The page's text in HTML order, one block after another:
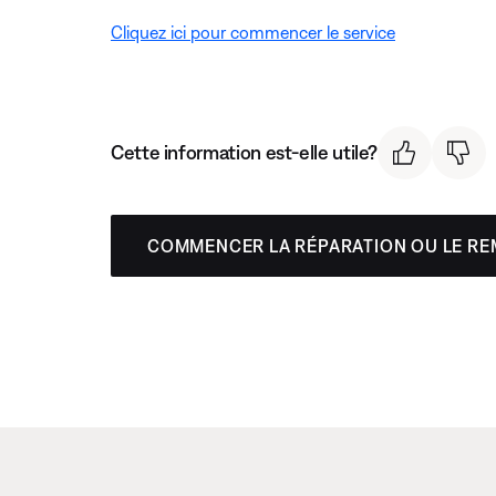
Cliquez ici pour commencer le service
Cette information est-elle utile?
COMMENCER LA RÉPARATION OU LE